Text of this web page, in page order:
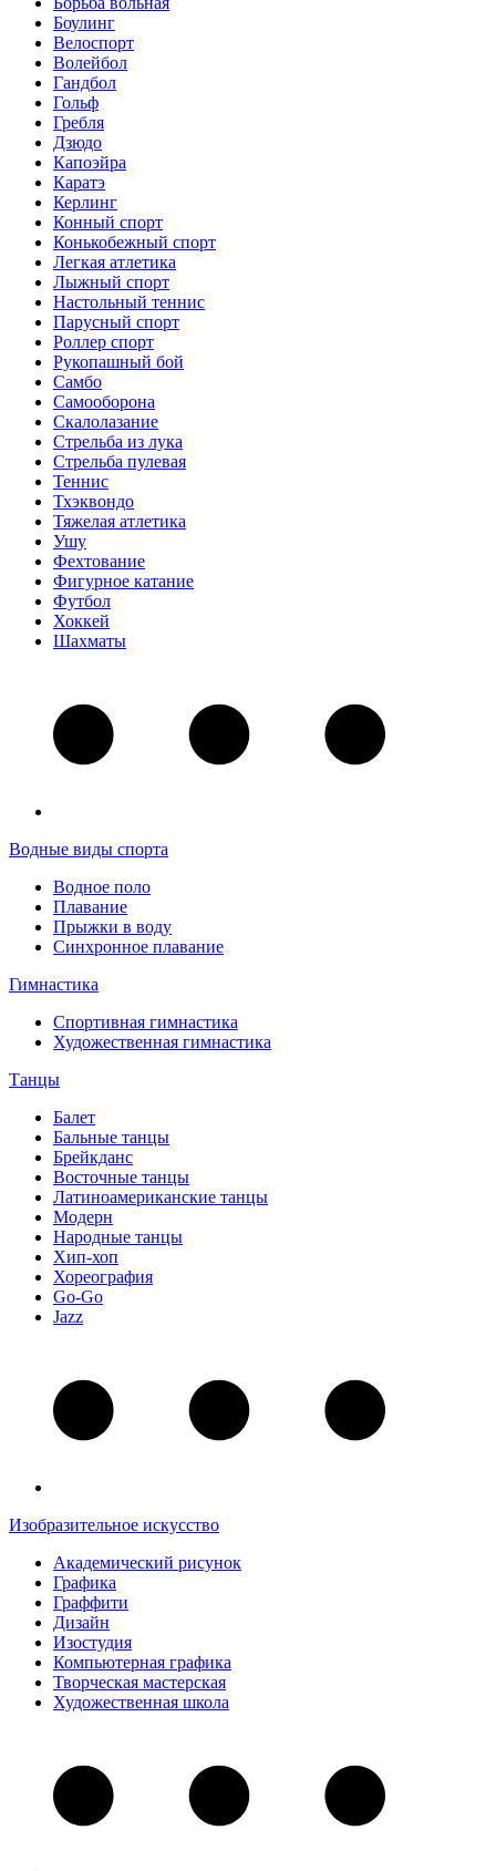
Боулинг
Велоспорт
Волейбол
Гандбол
Гольф
Гребля
Дзюдо
Капоэйра
Каратэ
Керлинг
Конный спорт
Конькобежный спорт
Легкая атлетика
Лыжный спорт
Настольный теннис
Парусный спорт
Роллер спорт
Рукопашный бой
Самбо
Самооборона
Скалолазание
Стрельба из лука
Стрельба пулевая
Теннис
Тхэквондо
Тяжелая атлетика
Ушу
Фехтование
Фигурное катание
Футбол
Хоккей
Шахматы
Водные виды спорта
Водное поло
Плавание
Прыжки в воду
Синхронное плавание
Гимнастика
Спортивная гимнастика
Художественная гимнастика
Танцы
Балет
Бальные танцы
Брейкданс
Восточные танцы
Латиноамериканские танцы
Модерн
Народные танцы
Хип-хоп
Хореография
Go-Go
Jazz
Изобразительное искусство
Академический рисунок
Графика
Граффити
Дизайн
Изостудия
Компьютерная графика
Творческая мастерская
Художественная школа